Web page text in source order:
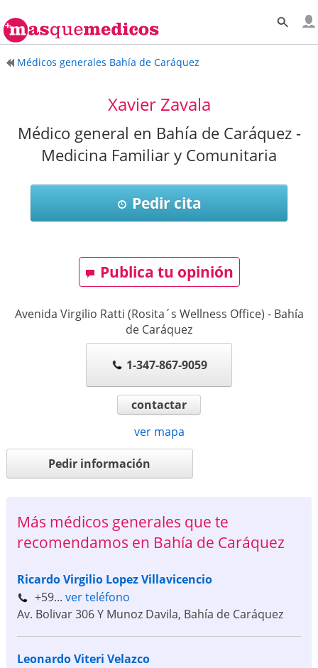
Médicos generales Bahía de Caráquez
Xavier Zavala
Médico general en Bahía de Caráquez -
Medicina Familiar y Comunitaria
Pedir cita
Publica tu opinión
Avenida Virgilio Ratti (Rosita´s Wellness Office) - Bahía
de Caráquez
1-347-867-9059
contactar
ver mapa
Pedir información
Más médicos generales que te
recomendamos en Bahía de Caráquez
Ricardo Virgilio Lopez Villavicencio
+59... ver teléfono
Av. Bolivar 306 Y Munoz Davila, Bahía de Caráquez
Leonardo Viteri Velazco